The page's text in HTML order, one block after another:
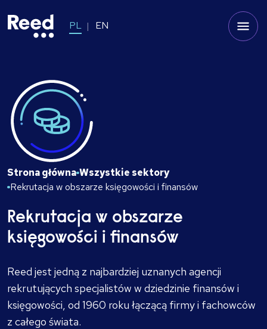
PL EN
Strona główna Wszystkie sektory
Rekrutacja w obszarze księgowości i finansów
Rekrutacja w obszarze
księgowości i finansów
Reed jest jedną z najbardziej uznanych agencji
rekrutujących specjalistów w dziedzinie finansów i
księgowości, od 1960 roku łączącą firmy i fachowców
z całego świata.